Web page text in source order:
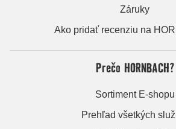
Záruky
Ako pridať recenziu na
Prečo HORNBACH?
Sortiment E-shopu
Prehľad všetkých